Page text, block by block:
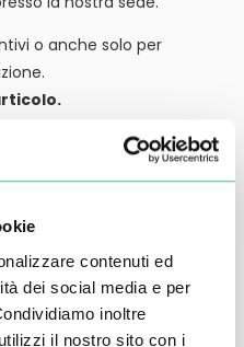
contenuti ed
dei social media e per
inoltre
il nostro sito con i
o anche solo per
ricontatteremo